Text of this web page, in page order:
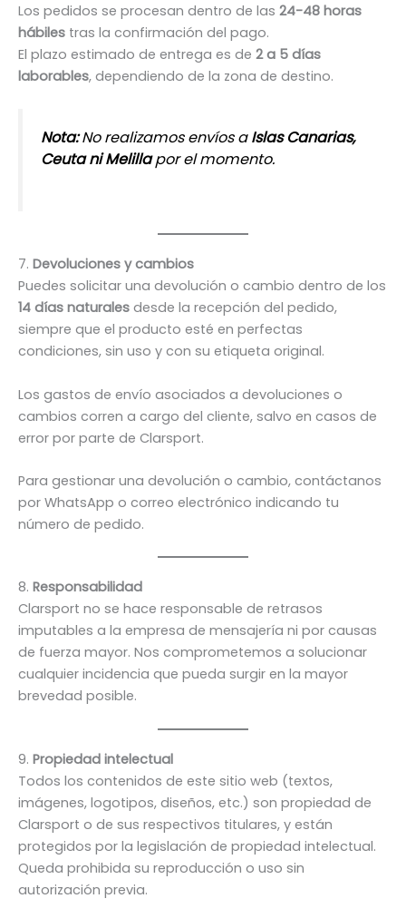
Los pedidos se procesan dentro de las 24-48 horas
hábiles tras la confirmación del pago.
El plazo estimado de entrega es de 2 a 5 días
laborables, dependiendo de la zona de destino.
Nota:No realizamos envíos aIslas Canarias,
Ceuta ni Melillapor el momento.
7. Devoluciones y cambios
Puedes solicitar una devolución o cambio dentro de los
14 días naturales desde la recepción del pedido,
siempre que el producto esté en perfectas
condiciones, sin uso y con su etiqueta original.
Los gastos de envío asociados a devoluciones o
cambios corren a cargo del cliente, salvo en casos de
error por parte de Clarsport.
Para gestionar una devolución o cambio, contáctanos
por WhatsApp o correo electrónico indicando tu
número de pedido.
8. Responsabilidad
Clarsport no se hace responsable de retrasos
imputables a la empresa de mensajería ni por causas
de fuerza mayor. Nos comprometemos a solucionar
cualquier incidencia que pueda surgir en la mayor
brevedad posible.
9. Propiedad intelectual
Todos los contenidos de este sitio web (textos,
imágenes, logotipos, diseños, etc.) son propiedad de
Clarsport o de sus respectivos titulares, y están
protegidos por la legislación de propiedad intelectual.
Queda prohibida su reproducción o uso sin
autorización previa.